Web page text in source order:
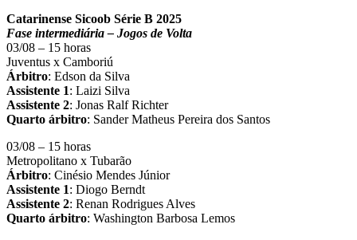
Catarinense Sicoob Série B 2025
Fase intermediária – Jogos de Volta
03/08 – 15 horas
Juventus x Camboriú
Árbitro: Edson da Silva
Assistente 1: Laizi Silva
Assistente 2: Jonas Ralf Richter
Quarto árbitro: Sander Matheus Pereira dos Santos
03/08 – 15 horas
Metropolitano x Tubarão
Árbitro: Cinésio Mendes Júnior
Assistente 1: Diogo Berndt
Assistente 2: Renan Rodrigues Alves
Quarto árbitro: Washington Barbosa Lemos